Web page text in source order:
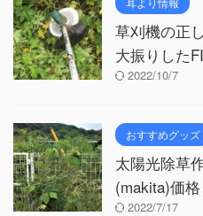
草刈機の正
大振りした
2022/10/7
おすすめグッズ
太陽光除草
(makita)価
2022/7/17